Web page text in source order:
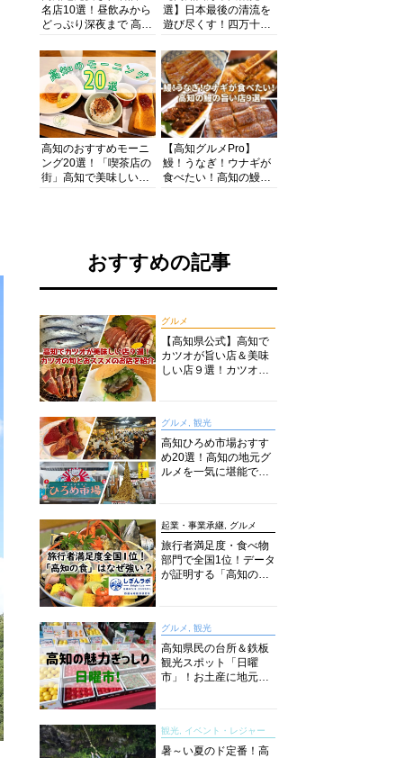
名店10選！昼飲みから
どっぷり深夜まで 高知
知グルメPro】
選】日本最後の清流を
遊び尽くす！四万十川
を網羅したおすすめガ
イド
高知のおすすめモーニ
ング20選！「喫茶店の
街」高知で美味しい喫
【高知グルメPro】
鰻！うなぎ！ウナギが
食べたい！高知の鰻の
おすすめの記事
グルメ
【高知県公式】高知で
カツオが旨い店＆美味
しい店９選！カツオの
グルメ, 観光
高知ひろめ市場おすす
め20選！高知の地元グ
ルメを一気に堪能でき
起業・事業承継, グルメ
旅行者満足度・食べ物
部門で全国1位！データ
が証明する「高知の
グルメ, 観光
高知県民の台所＆鉄板
観光スポット「日曜
市」！お土産に地元野
説！
観光, イベント・レジャー
暑～い夏のド定番！高